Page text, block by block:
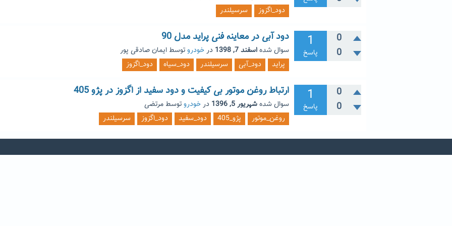
دود_اگزوز
سرسیلندر
0
0
1
پاسخ
دود آبی در معاینه فنی پراید مدل 90
سوال شدهاسفند 7, 1398 درخودروتوسط ایمان صادقی پور
پراید
دود_آبی سرسیلندر دود_سیاه دود_اگزوز
0
0
1
پاسخ
ارتباط روغن موتور بی کیفیت و دود سفید از اگزوز در پژو 405
سوال شدهشهریور 5, 1396 درخودروتوسط مرتضی
روغن_موتور
پژو_405 دود_سفید دود_اگزوز سرسیلندر